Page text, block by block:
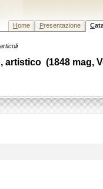
Home Presentazione C
artistico (1848 mag,